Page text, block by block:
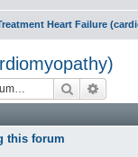
Heart Failure
Zoek
this forum